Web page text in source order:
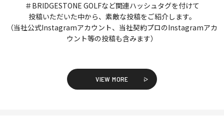
＃BRIDGESTONE GOLFなど関連ハッシュタグを付けて
投稿いただいた中から、素敵な投稿をご紹介します。
（当社公式Instagramアカウント、当社契約プロのInstagramアカ
ウント等の投稿も含みます）
VIEW MORE